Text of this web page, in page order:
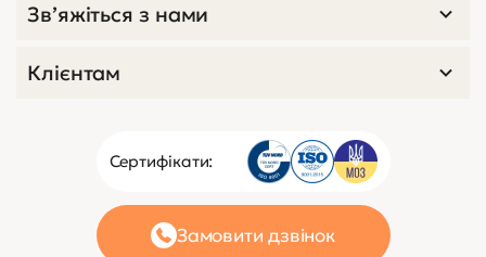
Сертифікати:
Замовити дзвінок
Зв’яжіться з нами
Клієнтам